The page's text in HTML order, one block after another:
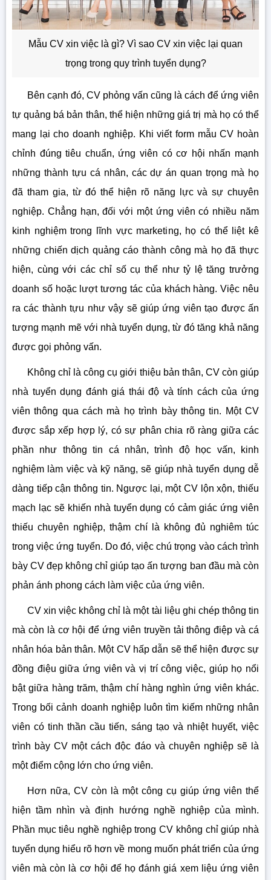
Mẫu CV xin việc là gì? Vì sao CV xin việc lại quan
trọng trong quy trình tuyển dụng?
Bên cạnh đó, CV phỏng vấn cũng là cách để ứng viên
tự quảng bá bản thân, thể hiện những giá trị mà họ có thể
mang lại cho doanh nghiệp. Khi viết form mẫu CV hoàn
chỉnh đúng tiêu chuẩn, ứng viên có cơ hội nhấn mạnh
những thành tựu cá nhân, các dự án quan trọng mà họ
đã tham gia, từ đó thể hiện rõ năng lực và sự chuyên
nghiệp. Chẳng hạn, đối với một ứng viên có nhiều năm
kinh nghiệm trong lĩnh vực marketing, họ có thể liệt kê
những chiến dịch quảng cáo thành công mà họ đã thực
hiện, cùng với các chỉ số cụ thể như tỷ lệ tăng trưởng
doanh số hoặc lượt tương tác của khách hàng. Việc nêu
ra các thành tựu như vậy sẽ giúp ứng viên tạo được ấn
tượng mạnh mẽ với nhà tuyển dụng, từ đó tăng khả năng
được gọi phỏng vấn.
Không chỉ là công cụ giới thiệu bản thân, CV còn giúp
nhà tuyển dụng đánh giá thái độ và tính cách của ứng
viên thông qua cách mà họ trình bày thông tin. Một CV
được sắp xếp hợp lý, có sự phân chia rõ ràng giữa các
phần như thông tin cá nhân, trình độ học vấn, kinh
nghiệm làm việc và kỹ năng, sẽ giúp nhà tuyển dụng dễ
dàng tiếp cận thông tin. Ngược lại, một CV lộn xộn, thiếu
mạch lạc sẽ khiến nhà tuyển dụng có cảm giác ứng viên
thiếu chuyên nghiệp, thậm chí là không đủ nghiêm túc
trong việc ứng tuyển. Do đó, việc chú trọng vào cách trình
bày CV đẹp không chỉ giúp tạo ấn tượng ban đầu mà còn
phản ánh phong cách làm việc của ứng viên.
CV xin việc không chỉ là một tài liệu ghi chép thông tin
mà còn là cơ hội để ứng viên truyền tải thông điệp và cá
nhân hóa bản thân. Một CV hấp dẫn sẽ thể hiện được sự
đồng điệu giữa ứng viên và vị trí công việc, giúp họ nổi
bật giữa hàng trăm, thậm chí hàng nghìn ứng viên khác.
Trong bối cảnh doanh nghiệp luôn tìm kiếm những nhân
viên có tinh thần cầu tiến, sáng tạo và nhiệt huyết, việc
trình bày CV một cách độc đáo và chuyên nghiệp sẽ là
một điểm cộng lớn cho ứng viên.
Hơn nữa, CV còn là một công cụ giúp ứng viên thể
hiện tầm nhìn và định hướng nghề nghiệp của mình.
Phần mục tiêu nghề nghiệp trong CV không chỉ giúp nhà
tuyển dụng hiểu rõ hơn về mong muốn phát triển của ứng
viên mà còn là cơ hội để họ đánh giá xem liệu ứng viên